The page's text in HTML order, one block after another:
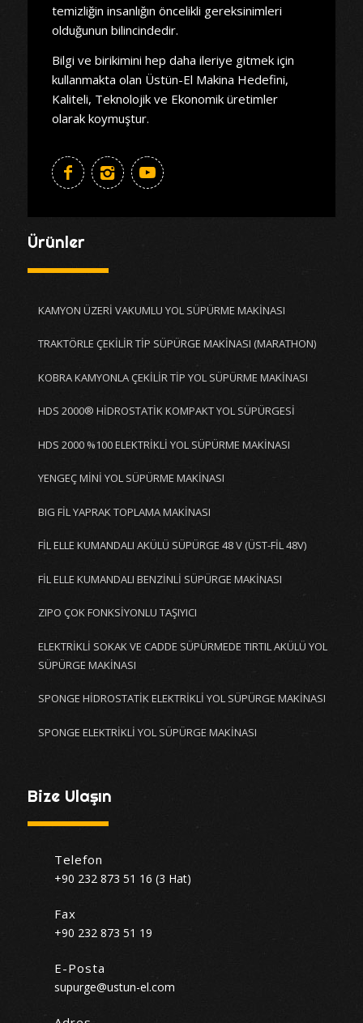
temizliğin insanlığın öncelikli gereksinimleri
olduğunun bilincindedir.
Bilgi ve birikimini hep daha ileriye gitmek için
kullanmakta olan Üstün-El Makina Hedefini,
Kaliteli, Teknolojik ve Ekonomik üretimler
olarak koymuştur.
Ürünler
KAMYON ÜZERİ VAKUMLU YOL SÜPÜRME MAKİNASI
TRAKTÖRLE ÇEKİLİR TİP SÜPÜRGE MAKİNASI (MARATHON)
KOBRA KAMYONLA ÇEKİLİR TİP YOL SÜPÜRME MAKİNASI
HDS 2000® HİDROSTATİK KOMPAKT YOL SÜPÜRGESİ
HDS 2000 %100 ELEKTRİKLİ YOL SÜPÜRME MAKİNASI
YENGEÇ MİNİ YOL SÜPÜRME MAKİNASI
BIG FİL YAPRAK TOPLAMA MAKİNASI
FİL ELLE KUMANDALI AKÜLÜ SÜPÜRGE 48 V (ÜST-FİL 48V)
FİL ELLE KUMANDALI BENZİNLİ SÜPÜRGE MAKİNASI
ZIPO ÇOK FONKSİYONLU TAŞIYICI
ELEKTRİKLİ SOKAK VE CADDE SÜPÜRMEDE TIRTIL AKÜLÜ YOL
SÜPÜRGE MAKİNASI
SPONGE HİDROSTATİK ELEKTRİKLİ YOL SÜPÜRGE MAKİNASI
SPONGE ELEKTRİKLİ YOL SÜPÜRGE MAKİNASI
Bize Ulaşın
Telefon
+90 232 873 51 16 (3 Hat)
Fax
+90 232 873 51 19
E-Posta
supurge@ustun-el.com